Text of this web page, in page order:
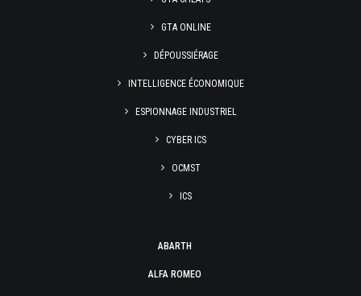
GTA ONLINE
DÉPOUSSIÉRAGE
INTELLIGENCE ÉCONOMIQUE
ESPIONNAGE INDUSTRIEL
CYBER ICS
OCMST
ICS
ABARTH
ALFA ROMEO